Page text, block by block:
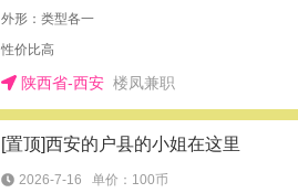
外形：类型各一
性价比高
陕西省-西安 楼凤兼职
[置顶]西安的户县的小姐在这里
2026-7-16 单价：100币